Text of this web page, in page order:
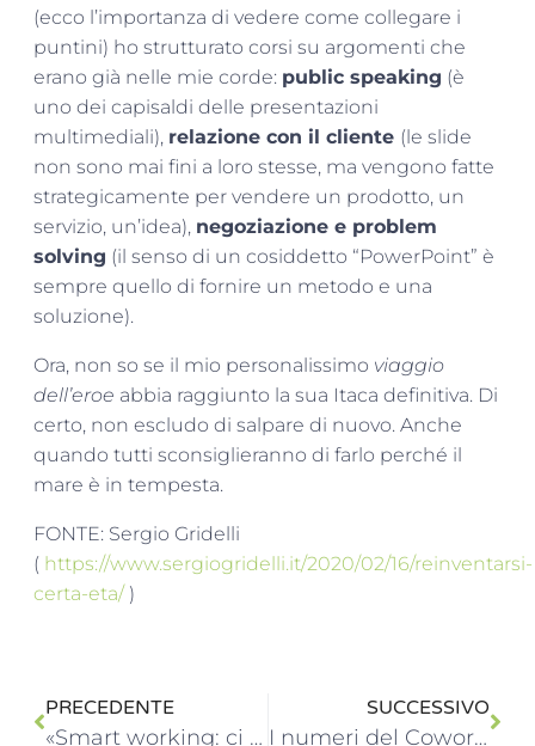
(ecco l’importanza di vedere come collegare i
puntini) ho strutturato corsi su argomenti che
erano già nelle mie corde: public speaking (è
uno dei capisaldi delle presentazioni
multimediali), relazione con il cliente (le slide
non sono mai fini a loro stesse, ma vengono fatte
strategicamente per vendere un prodotto, un
servizio, un’idea), negoziazione e problem
solving (il senso di un cosiddetto “PowerPoint” è
sempre quello di fornire un metodo e una
soluzione).
Ora, non so se il mio personalissimo viaggio
dell’eroe abbia raggiunto la sua Itaca definitiva. Di
certo, non escludo di salpare di nuovo. Anche
quando tutti sconsiglieranno di farlo perché il
mare è in tempesta.
FONTE: Sergio Gridelli
( https://www.sergiogridelli.it/2020/02/16/reinventarsi-
certa-eta/)
PRECEDENTE
«Smart working: ci voleva il Coronavirus per imparare la lezione»
SUCCESSIVO
I numeri del Coworking in Italia nel 2019